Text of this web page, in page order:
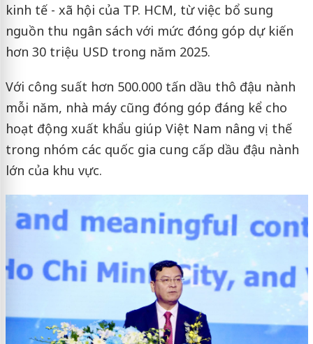
kinh tế - xã hội của TP. HCM, từ việc bổ sung
nguồn thu ngân sách với mức đóng góp dự kiến
hơn 30 triệu USD trong năm 2025.
Với công suất hơn 500.000 tấn dầu thô đậu nành
mỗi năm, nhà máy cũng đóng góp đáng kể cho
hoạt động xuất khẩu giúp Việt Nam nâng vị thế
trong nhóm các quốc gia cung cấp dầu đậu nành
lớn của khu vực.